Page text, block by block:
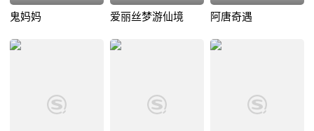
鬼妈妈 爱丽丝梦游仙境 阿唐奇遇